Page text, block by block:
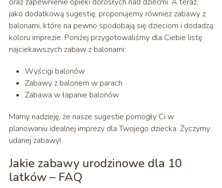
jako dodatkową sugestię, proponujemy również zabawy z
balonami, które na pewno spodobają się dzieciom i dodadzą
koloru imprezie. Poniżej przygotowaliśmy dla Ciebie listę
najciekawszych zabaw z balonami:
Wyścigi balonów
Zabawy z balonem w parach
Zabawa w łapanie balonów
Mamy nadzieję, że nasze sugestie pomogły Ci w
planowaniu idealnej imprezy dla Twojego dziecka. Życzymy
udanej zabawy!
Jakie zabawy urodzinowe dla 10
latków – FAQ